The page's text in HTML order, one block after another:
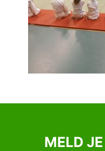
MELD